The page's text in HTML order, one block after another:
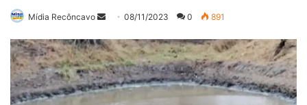
Mídia Recôncavo
Mande
e-
mail
08/11/2023 0 891